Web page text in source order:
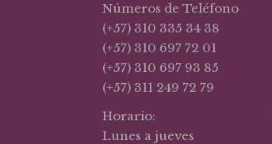
Números de Teléfono
(+57) 310 335 34 38
(+57) 310 697 72 01
(+57) 310 697 93 85
(+57) 311 249 72 79
Horario:
Lunes a jueves